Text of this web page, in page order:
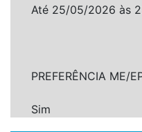
Até 25/05/2026 às
PREFERÊNCIA ME/
Sim